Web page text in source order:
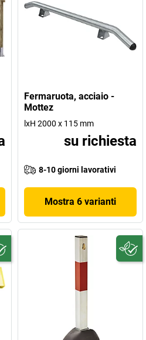
Fermaruota, acciaio -
Mottez
lxH 2000 x 115 mm
su richiesta
8-10 giorni lavorativi
Mostra 6 varianti